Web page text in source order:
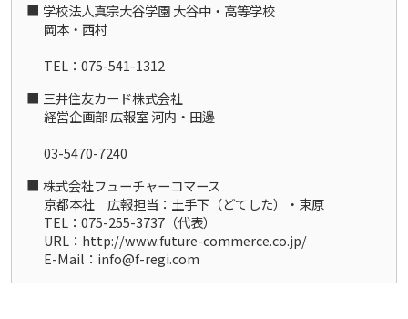
学校法人真宗大谷学園 大谷中・高等学校
岡本・西村
TEL：075-541-1312
三井住友カード株式会社
経営企画部 広報室 河内・田邊
03-5470-7240
株式会社フューチャーコマース
京都本社 広報担当：土手下（どてした）・束原
TEL：075-255-3737（代表）
URL：http://www.future-commerce.co.jp/
E-Mail：info@f-regi.com